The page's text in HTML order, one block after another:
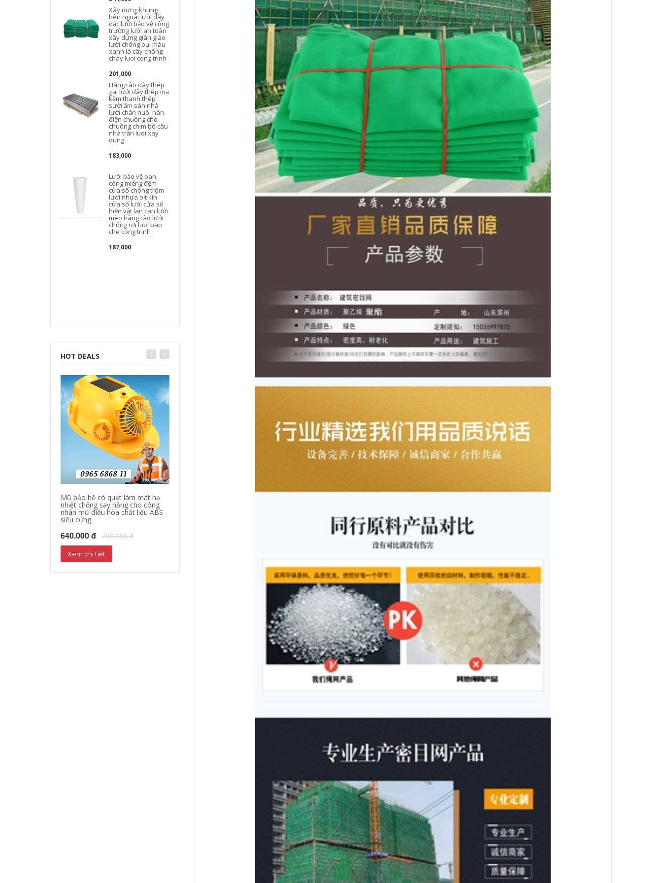
Xây dựng khung
bên ngoài lưới dày
đặc lưới bảo vệ công
trường lưới an toàn
xây dựng giàn giáo
lưới chống bụi màu
xanh lá cây chống
cháy luoi cong trinh
201,000
Hàng rào dây thép
gai lưới dây thép mạ
kẽm thanh thép
sưởi ấm sàn nhà
lưới chăn nuôi hàn
điện chuồng chó
chuồng chim bồ câu
nhà trần luoi xay
dung
183,000
Lưới bảo vệ ban
công miếng đệm
cửa sổ chống trộm
lưới nhựa bịt kín
cửa sổ lưới cửa sổ
hiện vật lan can lưới
mèo hàng rào lưới
chống rơi luoi bao
che cong trinh
187,000
giáo lưới bảo vệ
tường ngoài lưới
sàng cát xây dựng
Lưới phẳng bằng
nhựa màu đen lưới
an toàn cho trẻ em
lưới bảo vệ cầu
thang ban công lưới
chống mèo lưới
chống rơi lưới an
toàn gia đình lưới
bịt kín cửa sổ luoi
Lưới an toàn Lưới
công trình Lưới bảo
vệ công trường Lưới
đặc Lưới chống cháy
Lưới dọc an toàn
Lưới tiêu chuẩn
trực tiếp tại nhà máy
lưới đen xây dựng
thang leo núi ngoài
trời cứu hỏa nhà
cao tầng thang treo
thoát hiểm an toàn
cứu sinh thang dây
cứu hộ
Thang mềmThang
dâyThang mềm
nylonThang nhựa
chống cháy và
mònThang an toàn
thuậtThang leo núi
thang thoát hiểm
219,000
Thang mềm dây
thang nhựa mềm
thang kiểm tra hộ
gia đình chống trơn
trượt chống mài
mòn đào tạo leo
thang cứu hộ thang
dây an toàn kỹ
thuật thang thang
dây sơn nước
211,000
Soái ca mềm thang
dây thang cứu hỏa
thang huấn luyện
ngoài trời leo núi
thợ sơn
374,000
HOT DEALS
Mũ bảo hộ có quạt làm mát hạ
nhiệt chống say nắng cho công
nhân mũ điều hòa chất liệu ABS
siêu cứng
640.000 đ 700.000 đ
Xem chi tiết